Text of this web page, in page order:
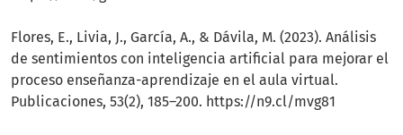
Flores, E., Livia, J., García, A., & Dávila, M. (2023). Análisis
de sentimientos con inteligencia artificial para mejorar el
proceso enseñanza-aprendizaje en el aula virtual.
Publicaciones, 53(2), 185–200. https://n9.cl/mvg81